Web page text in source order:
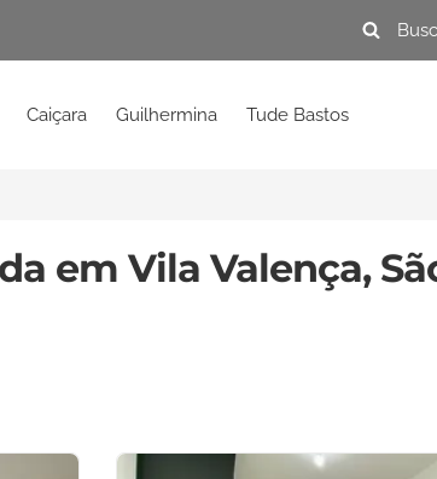
Caiçara Guilhermina Tude Bastos
em Vila Valença,